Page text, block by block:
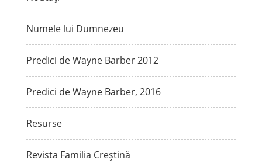
Numele lui Dumnezeu
Predici de Wayne Barber 2012
Predici de Wayne Barber, 2016
Resurse
Revista Familia Creștină